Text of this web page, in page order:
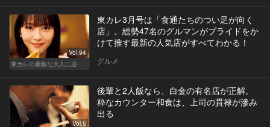
Vol.94
東カレ3月号は「食通たちのつい足が向く
店」。総勢47名のグルマンがプライドをか
けて推す最新の人気店がすべてわかる！
グルメ
Vol.5
後輩と2人飯なら、白金の有名店が正解。
粋なカウンター和食は、上司の貫禄が滲み
出る